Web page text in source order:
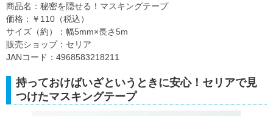
商品名：秘密を隠せる！マスキングテープ
価格：￥110（税込）
サイズ（約）：幅5mm×長さ5m
販売ショップ：セリア
JANコード：4968583218211
持っておけばいざというときに安心！セリアで見
つけたマスキングテープ